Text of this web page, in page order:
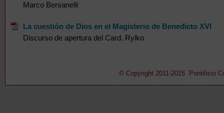
Marco Bersanelli
La cuestión de Dios en el Magisterio de Benedicto XVI
Discurso de apertura del Card. Rylko
© Copyright 2011-2015 Pontificio